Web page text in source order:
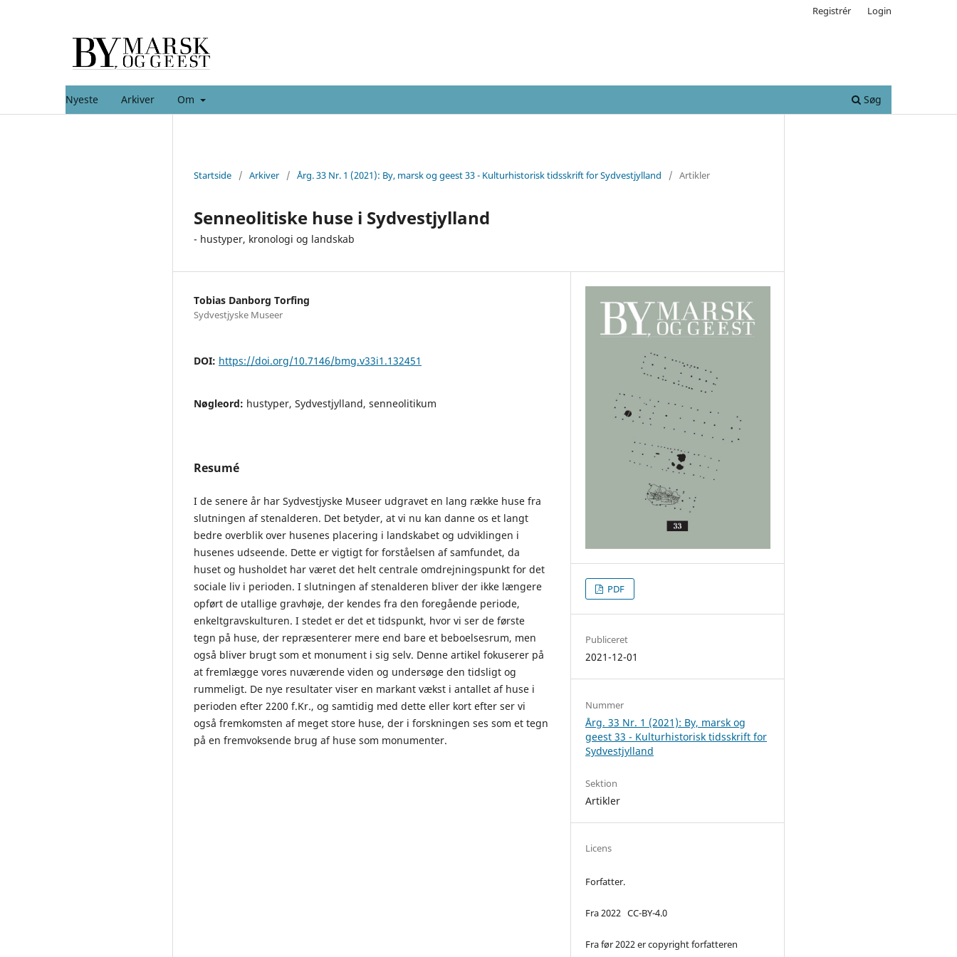
Nyeste Arkiver Om Søg
Registrér Login
Startside / Arkiver / Årg. 33 Nr. 1 (2021): By, marsk og geest 33 - Kulturhistorisk tidsskrift for Sydvestjylland / Artikler
Senneolitiske huse i Sydvestjylland
- hustyper, kronologi og landskab
Tobias Danborg Torfing
Sydvestjyske Museer
DOI: https://doi.org/10.7146/bmg.v33i1.132451
Nøgleord: hustyper, Sydvestjylland, senneolitikum
Resumé
I de senere år har Sydvestjyske Museer udgravet en lang række huse fra
slutningen af stenalderen. Det betyder, at vi nu kan danne os et langt
bedre overblik over husenes placering i landskabet og udviklingen i
husenes udseende. Dette er vigtigt for forståelsen af samfundet, da
huset og husholdet har været det helt centrale omdrejningspunkt for det
sociale liv i perioden. I slutningen af stenalderen bliver der ikke længere
opført de utallige gravhøje, der kendes fra den foregående periode,
enkeltgravskulturen. I stedet er det et tidspunkt, hvor vi ser de første
tegn på huse, der repræsenterer mere end bare et beboelsesrum, men
også bliver brugt som et monument i sig selv. Denne artikel fokuserer på
at fremlægge vores nuværende viden og undersøge den tidsligt og
rummeligt. De nye resultater viser en markant vækst i antallet af huse i
perioden efter 2200 f.Kr., og samtidig med dette eller kort efter ser vi
også fremkomsten af meget store huse, der i forskningen ses som et tegn
på en fremvoksende brug af huse som monumenter.
PDF
Publiceret
2021-12-01
Nummer
Årg. 33 Nr. 1 (2021): By, marsk og
geest 33 - Kulturhistorisk tidsskrift for
Sydvestjylland
Sektion
Artikler
Licens
Forfatter.
Fra 2022 CC-BY-4.0
Fra før 2022 er copyright forfatteren